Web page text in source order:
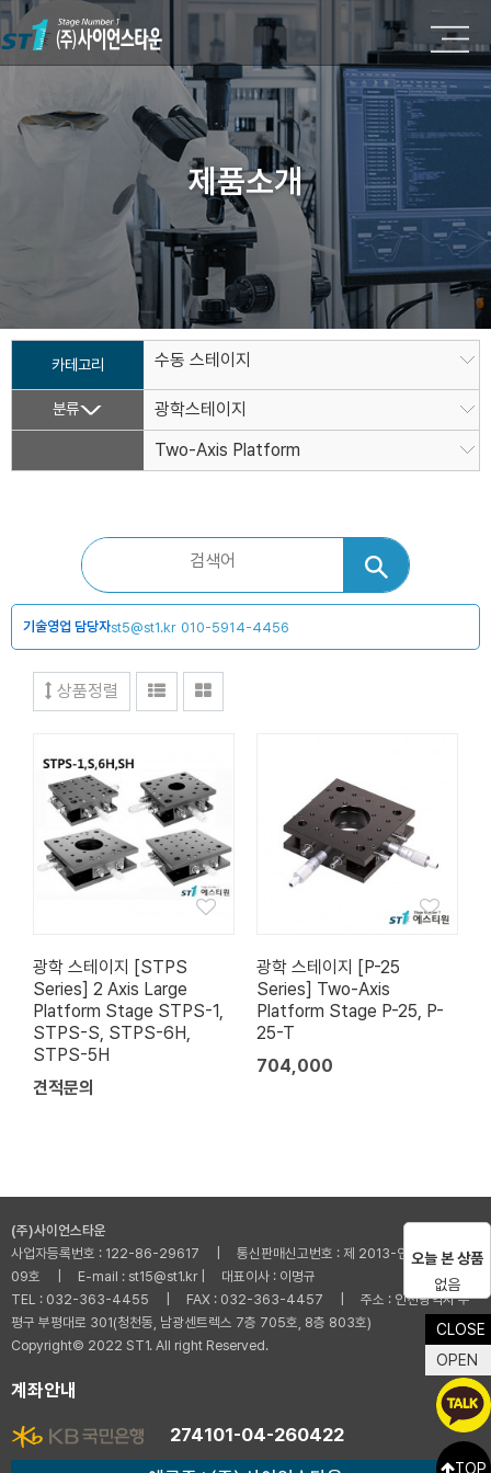
제품소개
카테고리 수동 스테이지
분류
광학스테이지
Two-Axis Platform
기술영업 담당자st5@st1.kr 010-5914-4456
상품정렬
광학 스테이지 [STPS
Series] 2 Axis Large
Platform Stage STPS-1,
STPS-S, STPS-6H,
STPS-5H
견적문의
광학 스테이지 [P-25
Series] Two-Axis
Platform Stage P-25, P-
25-T
704,000
(주)사이언스타운
사업자등록번호 : 122-86-29617 | 통신판매신고번호 : 제 2013-인천부평-001
09호 | E-mail : st15@st1.kr | 대표이사 : 이명규
TEL : 032-363-4455 | FAX : 032-363-4457 | 주소 : 인천광역시 부
평구 부평대로 301(청천동, 남광센트렉스 7층 705호, 8층 803호)
Copyright© 2022 ST1. All right Reserved.
계좌안내
274101-04-260422
CLOSE
OPEN
오늘 본 상품
없음
TOP